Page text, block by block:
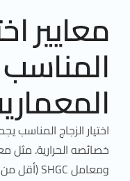
معايير
اختيار الزجاج المناسب
ومعامل SHGC (أقل من 0.3) لضمان عزل حراري.